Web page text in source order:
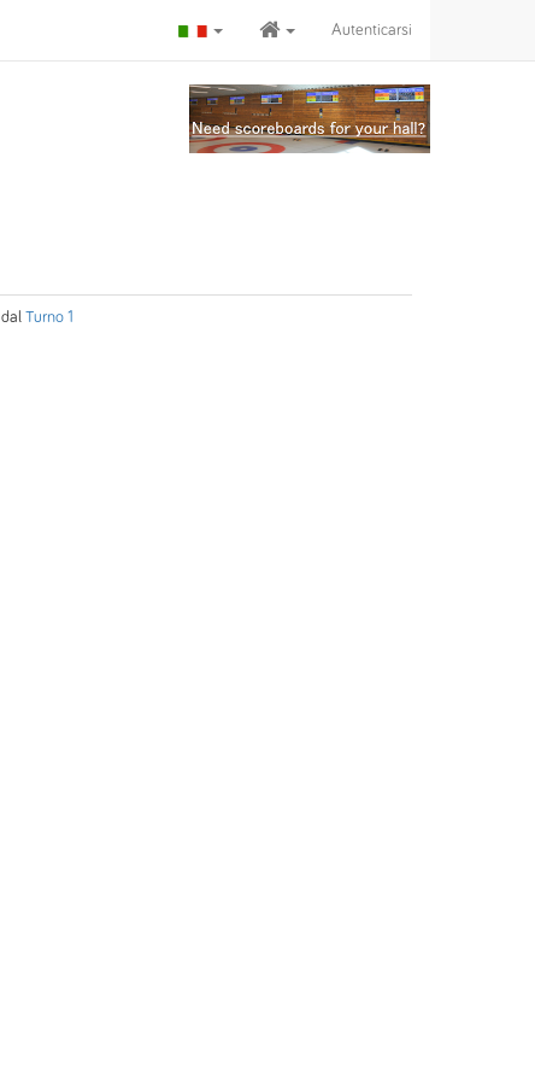
Autenticarsi
dal Turno 1